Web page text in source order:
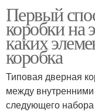
Первый
коробки на
каких
коробка
Типовая дверная
между
следующего набора